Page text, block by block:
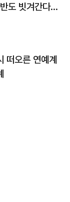
도 빗겨간다…
떠오른 연예계